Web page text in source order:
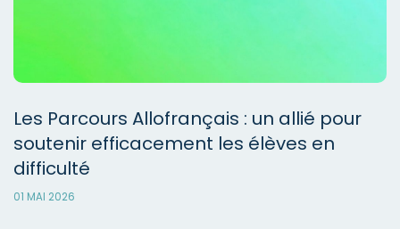
Les Parcours Allofrançais : un allié pour
soutenir efficacement les élèves en
difficulté
01 MAI 2026